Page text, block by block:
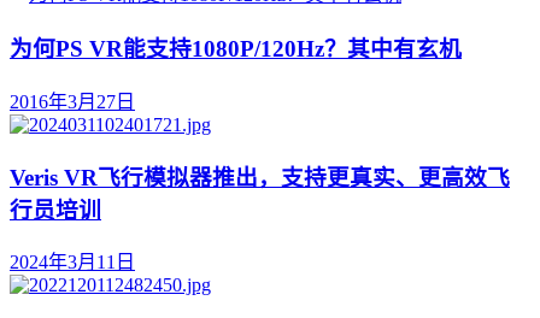
为何PS VR能支持1080P/120Hz？其中有玄机
2016年3月27日
Veris VR飞行模拟器推出，支持更真实、更高效飞
行员培训
2024年3月11日